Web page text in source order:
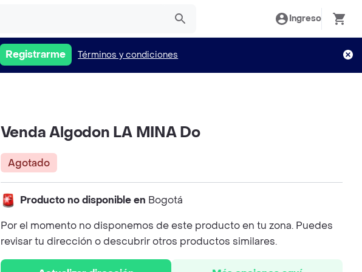
Ingreso
Registrarme Términos y condiciones
Venda Algodon LA MINA Do
Agotado
Producto no disponible en Bogotá
Por el momento no disponemos de este producto en tu zona. Puedes
revisar tu dirección o descubrir otros productos similares.